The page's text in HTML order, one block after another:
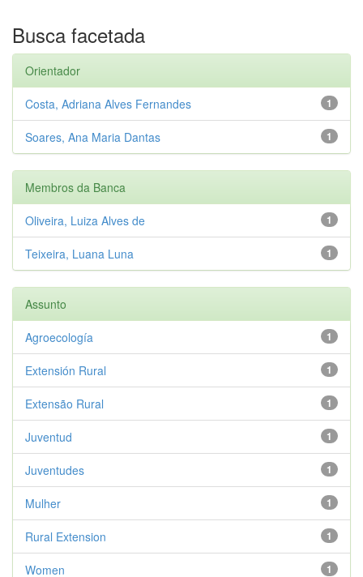
Busca facetada
Orientador
1
Costa, Adriana Alves Fernandes
1
Soares, Ana Maria Dantas
Membros da Banca
1
Oliveira, Luiza Alves de
1
Teixeira, Luana Luna
Assunto
1
Agroecología
1
Extensión Rural
1
Extensão Rural
1
Juventud
1
Juventudes
1
Mulher
1
Rural Extension
1
Women